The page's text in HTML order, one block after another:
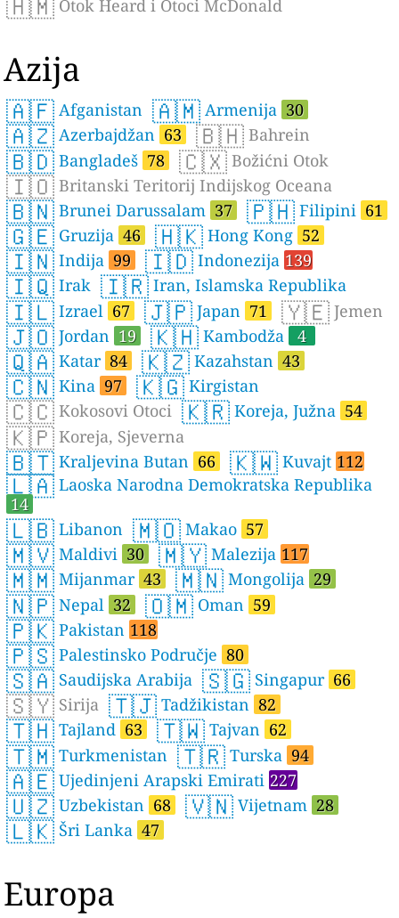
🇭🇲 Otok Heard i Otoci McDonald
Azija
🇦🇫 Afganistan 🇦🇲 Armenija 30
🇦🇿 Azerbajdžan 63 🇧🇭 Bahrein
🇧🇩 Bangladeš 78 🇨🇽 Božićni Otok
🇮🇴 Britanski Teritorij Indijskog Oceana
🇧🇳 Brunei Darussalam 37 🇵🇭 Filipini 61
🇬🇪 Gruzija 46 🇭🇰 Hong Kong 52
🇮🇳 Indija 99 🇮🇩 Indonezija 139
🇮🇶 Irak 🇮🇷 Iran, Islamska Republika
🇮🇱 Izrael 67 🇯🇵 Japan 71 🇾🇪 Jemen
🇯🇴 Jordan 19 🇰🇭 Kambodža 4
🇶🇦 Katar 84 🇰🇿 Kazahstan 43
🇨🇳 Kina 97 🇰🇬 Kirgistan
🇨🇨 Kokosovi Otoci 🇰🇷 Koreja, Južna 54
🇰🇵 Koreja, Sjeverna
🇧🇹 Kraljevina Butan 66 🇰🇼 Kuvajt 112
🇱🇦 Laoska Narodna Demokratska Republika
14
🇱🇧 Libanon 🇲🇴 Makao 57
🇲🇻 Maldivi 30 🇲🇾 Malezija 117
🇲🇲 Mijanmar 43 🇲🇳 Mongolija 29
🇳🇵 Nepal 32 🇴🇲 Oman 59
🇵🇰 Pakistan 118
🇵🇸 Palestinsko Područje 80
🇸🇦 Saudijska Arabija 🇸🇬 Singapur 66
🇸🇾 Sirija 🇹🇯 Tadžikistan 82
🇹🇭 Tajland 63 🇹🇼 Tajvan 62
🇹🇲 Turkmenistan 🇹🇷 Turska 94
🇦🇪 Ujedinjeni Arapski Emirati 227
🇺🇿 Uzbekistan 68 🇻🇳 Vijetnam 28
🇱🇰 Šri Lanka 47
Europa